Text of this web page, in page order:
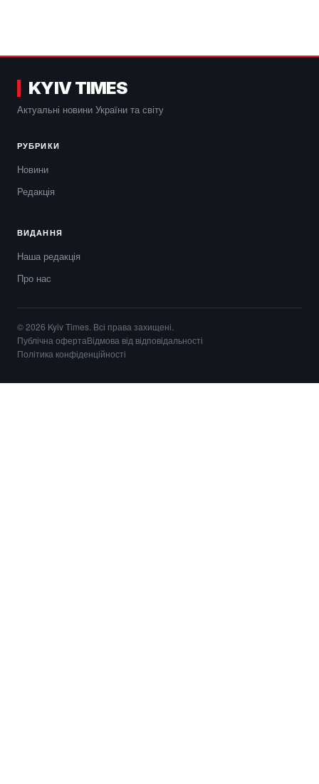
KYIV TIMES
Актуальні новини України та світу
РУБРИКИ
Новини
Редакція
ВИДАННЯ
Наша редакція
Про нас
© 2026 Kyiv Times. Всі права захищені.
Публічна офертаВідмова від відповідальності
Політика конфіденційності